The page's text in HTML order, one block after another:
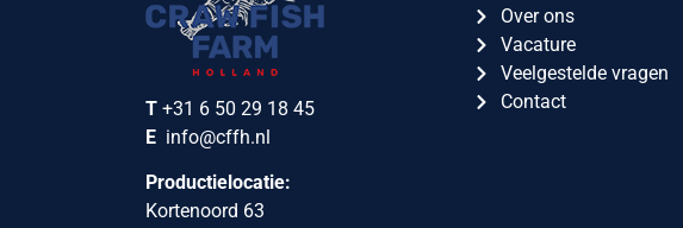
T +31 6 50 29 18 45
E info@cffh.nl
Productielocatie:
Kortenoord 63
Over ons
Vacature
Veelgestelde vragen
Contact